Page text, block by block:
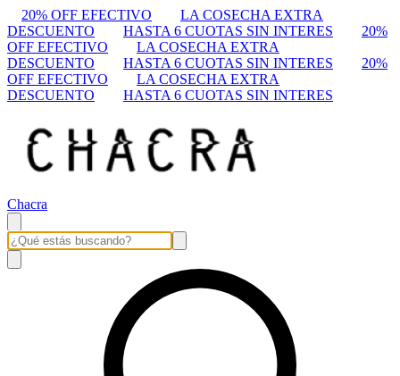
20% OFF EFECTIVO
LA COSECHA EXTRA
DESCUENTO
HASTA 6 CUOTAS SIN INTERES
20%
OFF EFECTIVO
LA COSECHA EXTRA
DESCUENTO
HASTA 6 CUOTAS SIN INTERES
20%
OFF EFECTIVO
LA COSECHA EXTRA
DESCUENTO
HASTA 6 CUOTAS SIN INTERES
Chacra